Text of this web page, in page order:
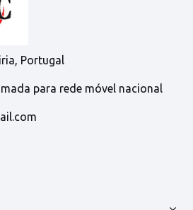
Portugal
para rede móvel nacional